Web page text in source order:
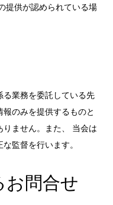
提供が認められている場
業務を委託している先
のみを提供するものと
りません。また、 当会は
監督を行います。
お問合せ